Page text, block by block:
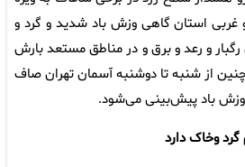
استان گاهی وزش باد شدید و گرد و
و رعد و برق و در مناطق مستعد بارش
از شنبه تا دوشنبه آسمان تهران صاف
وزش باد پیش‌بینی می‌شود.
وخاک دارد